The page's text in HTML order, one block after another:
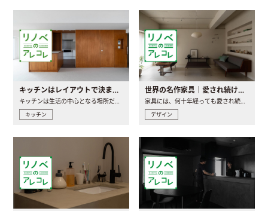
キッチンはレイアウトで決まる。後悔しないための考え方と選び方
キッチンは生活の中心となる場所だからこそ、家の中のどこに置..
キッチン
世界の名作家具｜愛され続ける理由と一生モノとの出会い方
家具には、何十年経っても愛され続ける「名作」と呼ばれるもの..
デザイン